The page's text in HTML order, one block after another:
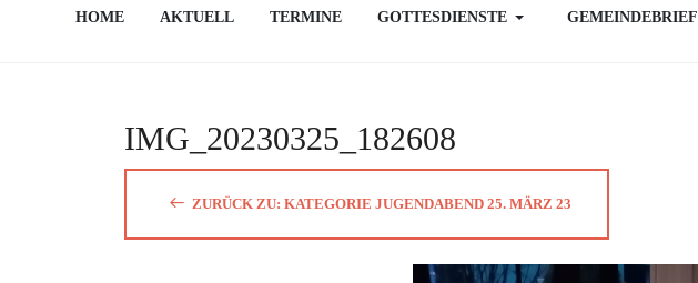
HOME AKTUELL TERMINE GOTTESDIENSTE GEMEINDEBRIEF
IMG_20230325_182608
ZURÜCK ZU: KATEGORIE JUGENDABEND 25. MÄRZ 23